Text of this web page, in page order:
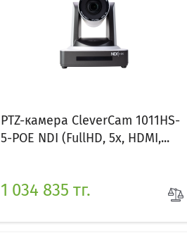
PTZ-камера CleverCam 1011HS-
5-POE NDI (FullHD, 5x, HDMI,...
1 034 835 тг.